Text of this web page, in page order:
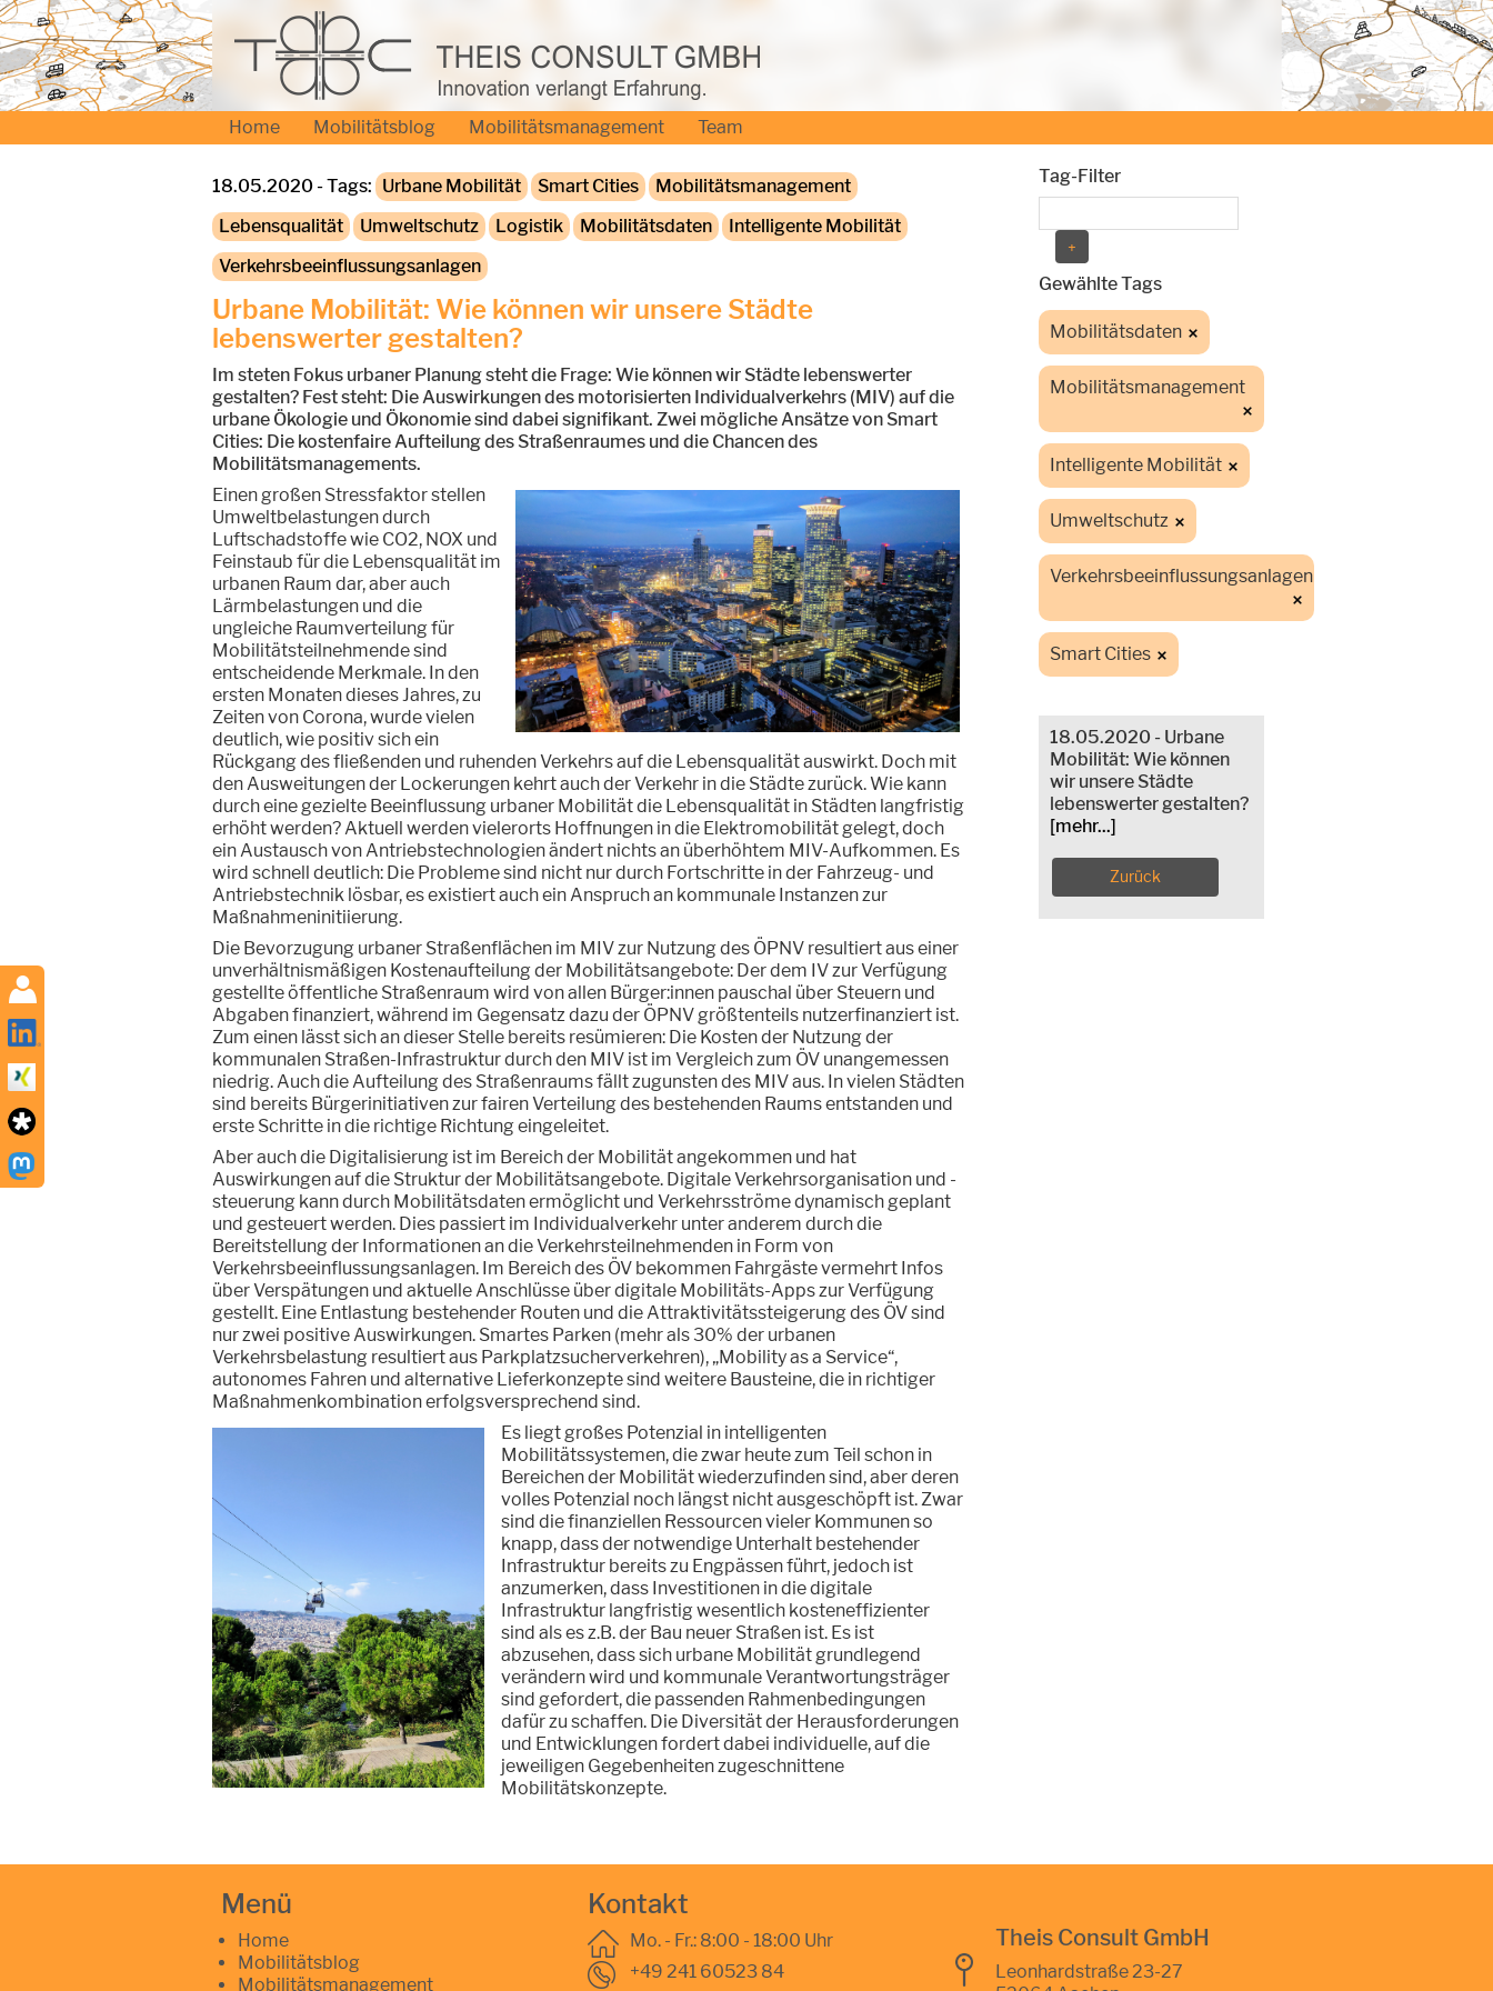
Home Mobilitätsblog Mobilitätsmanagement Team
18.05.2020 - Tags: Urbane Mobilität Smart Cities
Mobilitätsmanagement
Lebensqualität
Umweltschutz Logistik Mobilitätsdaten
Intelligente Mobilität
Verkehrsbeeinflussungsanlagen
Urbane Mobilität: Wie können wir unsere Städte
lebenswerter gestalten?
Im steten Fokus urbaner Planung steht die Frage: Wie können wir Städte lebenswerter
gestalten? Fest steht: Die Auswirkungen des motorisierten Individualverkehrs (MIV) auf die
urbane Ökologie und Ökonomie sind dabei signifikant. Zwei mögliche Ansätze von Smart
Cities: Die kostenfaire Aufteilung des Straßenraumes und die Chancen des
Mobilitätsmanagements.
Einen großen Stressfaktor stellen
Umweltbelastungen durch
Luftschadstoffe wie CO2, NOX und
Feinstaub für die Lebensqualität im
urbanen Raum dar, aber auch
Lärmbelastungen und die
ungleiche Raumverteilung für
Mobilitätsteilnehmende sind
entscheidende Merkmale. In den
ersten Monaten dieses Jahres, zu
Zeiten von Corona, wurde vielen
deutlich, wie positiv sich ein
Rückgang des fließenden und ruhenden Verkehrs auf die Lebensqualität auswirkt. Doch mit
den Ausweitungen der Lockerungen kehrt auch der Verkehr in die Städte zurück. Wie kann
durch eine gezielte Beeinflussung urbaner Mobilität die Lebensqualität in Städten langfristig
erhöht werden? Aktuell werden vielerorts Hoffnungen in die Elektromobilität gelegt, doch
ein Austausch von Antriebstechnologien ändert nichts an überhöhtem MIV-Aufkommen. Es
wird schnell deutlich: Die Probleme sind nicht nur durch Fortschritte in der Fahrzeug- und
Antriebstechnik lösbar, es existiert auch ein Anspruch an kommunale Instanzen zur
Maßnahmeninitiierung.
Die Bevorzugung urbaner Straßenflächen im MIV zur Nutzung des ÖPNV resultiert aus einer
unverhältnismäßigen Kostenaufteilung der Mobilitätsangebote: Der dem IV zur Verfügung
gestellte öffentliche Straßenraum wird von allen Bürger:innen pauschal über Steuern und
Abgaben finanziert, während im Gegensatz dazu der ÖPNV größtenteils nutzerfinanziert ist.
Zum einen lässt sich an dieser Stelle bereits resümieren: Die Kosten der Nutzung der
kommunalen Straßen-Infrastruktur durch den MIV ist im Vergleich zum ÖV unangemessen
niedrig. Auch die Aufteilung des Straßenraums fällt zugunsten des MIV aus. In vielen Städten
sind bereits Bürgerinitiativen zur fairen Verteilung des bestehenden Raums entstanden und
erste Schritte in die richtige Richtung eingeleitet.
Aber auch die Digitalisierung ist im Bereich der Mobilität angekommen und hat
Auswirkungen auf die Struktur der Mobilitätsangebote. Digitale Verkehrsorganisation und -
steuerung kann durch Mobilitätsdaten ermöglicht und Verkehrsströme dynamisch geplant
und gesteuert werden. Dies passiert im Individualverkehr unter anderem durch die
Bereitstellung der Informationen an die Verkehrsteilnehmenden in Form von
Verkehrsbeeinflussungsanlagen. Im Bereich des ÖV bekommen Fahrgäste vermehrt Infos
über Verspätungen und aktuelle Anschlüsse über digitale Mobilitäts-Apps zur Verfügung
gestellt. Eine Entlastung bestehender Routen und die Attraktivitätssteigerung des ÖV sind
nur zwei positive Auswirkungen. Smartes Parken (mehr als 30% der urbanen
Verkehrsbelastung resultiert aus Parkplatzsucherverkehren), „Mobility as a Service“,
autonomes Fahren und alternative Lieferkonzepte sind weitere Bausteine, die in richtiger
Maßnahmenkombination erfolgsversprechend sind.
Es liegt großes Potenzial in intelligenten
Mobilitätssystemen, die zwar heute zum Teil schon in
Bereichen der Mobilität wiederzufinden sind, aber deren
volles Potenzial noch längst nicht ausgeschöpft ist. Zwar
sind die finanziellen Ressourcen vieler Kommunen so
knapp, dass der notwendige Unterhalt bestehender
Infrastruktur bereits zu Engpässen führt, jedoch ist
anzumerken, dass Investitionen in die digitale
Infrastruktur langfristig wesentlich kosteneffizienter
sind als es z.B. der Bau neuer Straßen ist. Es ist
abzusehen, dass sich urbane Mobilität grundlegend
verändern wird und kommunale Verantwortungsträger
sind gefordert, die passenden Rahmenbedingungen
dafür zu schaffen. Die Diversität der Herausforderungen
und Entwicklungen fordert dabei individuelle, auf die
jeweiligen Gegebenheiten zugeschnittene
Mobilitätskonzepte.
Tag-Filter
Gewählte Tags
Mobilitätsdaten
Mobilitätsmanagement
Intelligente Mobilität
Umweltschutz
Verkehrsbeeinflussungsanlagen
Smart Cities
18.05.2020 - Urbane
Mobilität: Wie können
wir unsere Städte
lebenswerter gestalten?
[mehr...]
Zurück
Menü
Home
Mobilitätsblog
Mobilitätsmanagement
Kontakt
Mo. - Fr.: 8:00 - 18:00 Uhr
+49 241 60523 84
Theis Consult GmbH
Leonhardstraße 23-27